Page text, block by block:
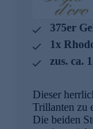
375er
1x
zus. ca.
Dieser
Trillanten zu
Die beiden